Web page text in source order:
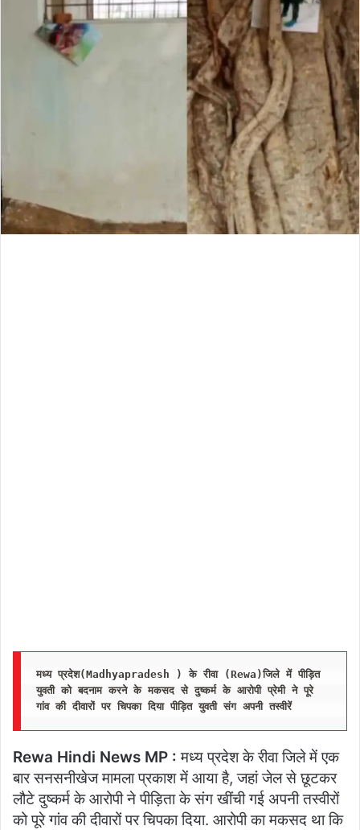
मध्य प्रदेश(Madhyapradesh ) के रीवा (Rewa)जिले में पीड़ित
युवती को बदनाम करने के मकसद से दुष्कर्म के आरोपी प्रेमी ने पूरे
गांव की दीवारों पर चिपका दिया पीड़ित युवती संग अपनी तस्वीरें
Rewa Hindi News MP : मध्य प्रदेश के रीवा जिले में एक
बार सनसनीखेज मामला प्रकाश में आया है, जहां जेल से छूटकर
लौटे दुष्कर्म के आरोपी ने पीड़िता के संग खींची गई अपनी तस्वीरों
को पूरे गांव की दीवारों पर चिपका दिया. आरोपी का मकसद था कि